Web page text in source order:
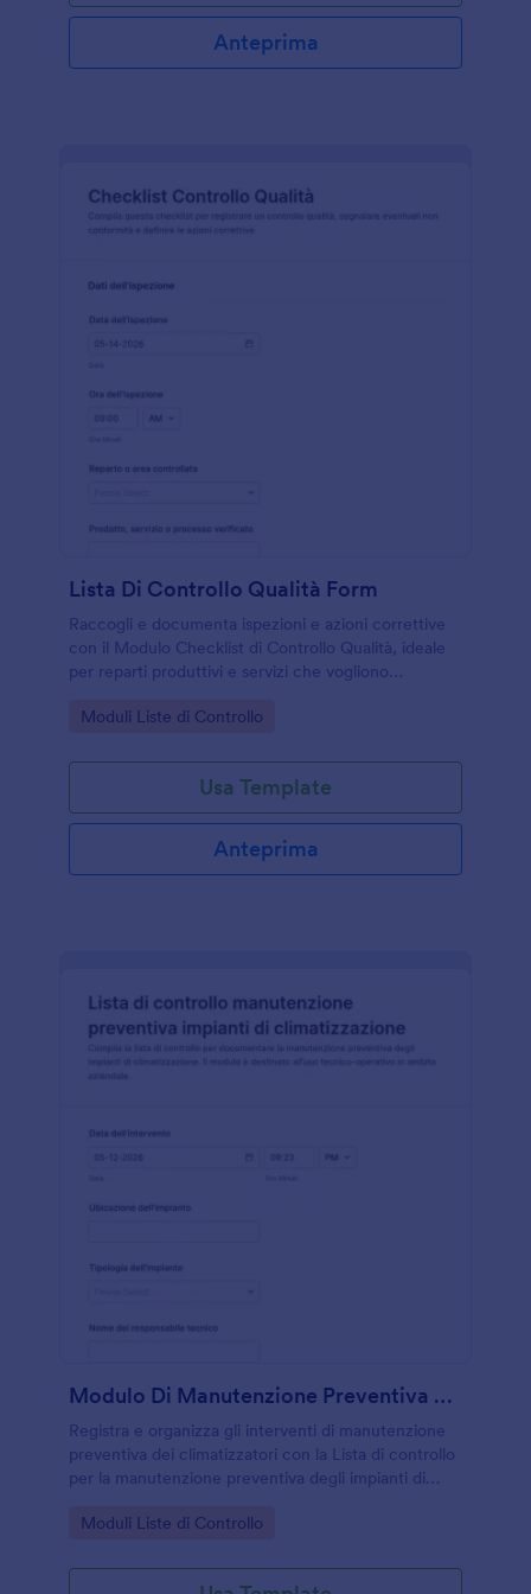
Anteprima
Lista Di Controllo Qualità Form
Raccogli e documenta ispezioni e azioni correttive
con il Modulo Checklist di Controllo Qualità, ideale
per reparti produttivi e servizi che vogliono
verifiche nel tempo.
Go to Category:
Moduli Liste di Controllo
Usa Template
Anteprima
Modulo Di Manutenzione Preventiva HVAC
Registra e organizza gli interventi di manutenzione
preventiva dei climatizzatori con la Lista di controllo
per la manutenzione preventiva degli impianti di
che gestiscono più sedi e impianti.
Go to Category:
Moduli Liste di Controllo